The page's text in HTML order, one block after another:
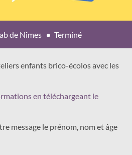
de Nîmes Terminé
enfants brico-écolos avec les
en téléchargeant le
message le prénom, nom et âge